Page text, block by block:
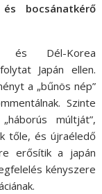
bocsánatkérő
és Dél-Korea
Japán ellen.
a „bűnös nép”
Szinte
múltját”,
tőle, és újraéledő
erősítik a japán
kényszere